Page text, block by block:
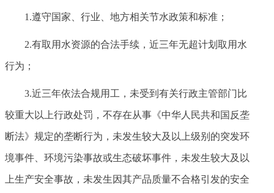
1.遵守国家、行业、地方相关节水政策和标准；
2.有取用水资源的合法手续，近三年无超计划取用水
行为；
3.近三年依法合规用工，未受到有关行政主管部门比
较重大以上行政处罚，不存在从事《中华人民共和国反垄
断法》规定的垄断行为，未发生较大及以上级别的突发环
境事件、环境污染事故或生态破坏事件，未发生较大及以
上生产安全事故，未发生因其产品质量不合格引发的安全